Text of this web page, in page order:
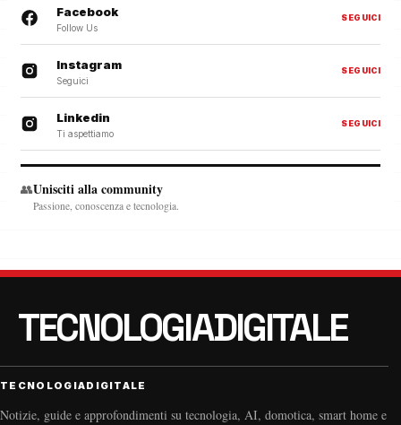
Facebook
Follow Us
SEGUICI
Instagram
Seguici
SEGUICI
Linkedin
Ti aspettiamo
SEGUICI
👥Unisciti alla community
Passione, conoscenza e tecnologia.
TECNOLOGIADIGITALE
Notizie, guide e approfondimenti su tecnologia, AI, domotica, smart home e